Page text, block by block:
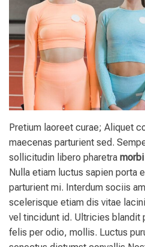
Pretium laoreet curae; Aliquet
maecenas parturient sed.
sollicitudin libero pharetra morbi
Nulla etiam luctus sapien porta
parturient mi. Interdum sociis
scelerisque etiam dis vitae
vel tincidunt id. Ultricies blandit
felis per odio, mollis. Luctus